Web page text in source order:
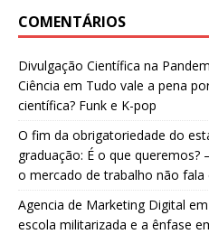
COMENTÁRIOS
Divulgação Científica na
Ciência em Tudo vale a pena
científica? Funk e K-pop
O fim da obrigatoriedade do
graduação: É o que queremos?
o mercado de trabalho não fala
Agencia de Marketing Digital em
escola militarizada e a ênfase